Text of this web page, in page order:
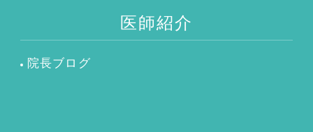
医師紹介
院長ブログ